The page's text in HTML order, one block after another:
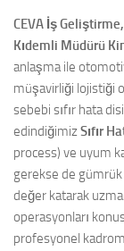
CEVA İş
Kıdemli Müdürü
anlaşma ile
müşavirliği lojistiği
sebebi sıfır hata
edindiğimizSıfır
process) ve uyum
gerekse de
değer katarak
operasyonları
profesyonel